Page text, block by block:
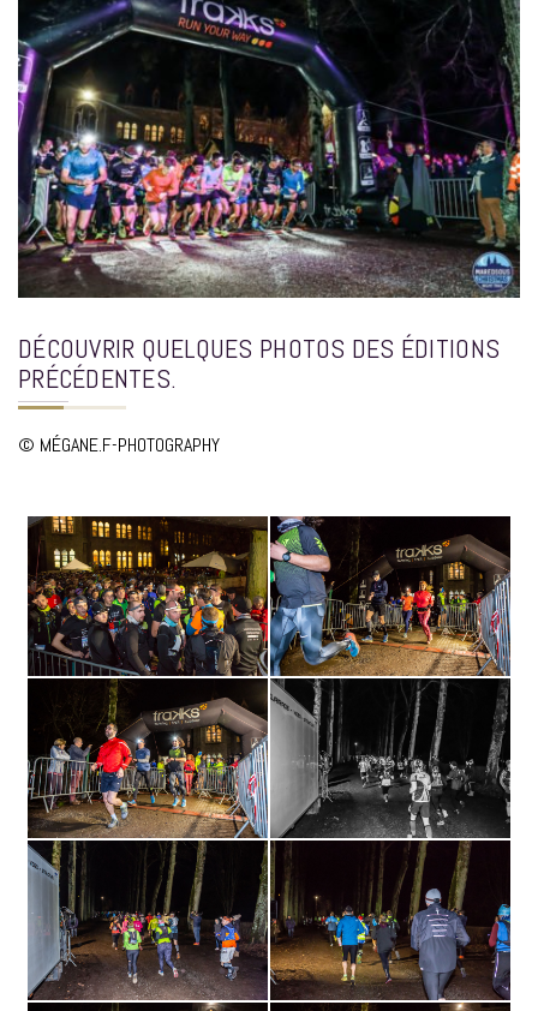
DÉCOUVRIR QUELQUES PHOTOS DES ÉDITIONS
PRÉCÉDENTES.
© MÉGANE.F-PHOTOGRAPHY